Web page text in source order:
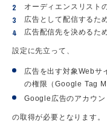
オーディエンスリスト
広告として配信するた
広告配信先を決めるた
設定に先立って、
広告を出す対象Webサ
の権限（Google Tag
Google広告のアカウン
の取得が必要となります。